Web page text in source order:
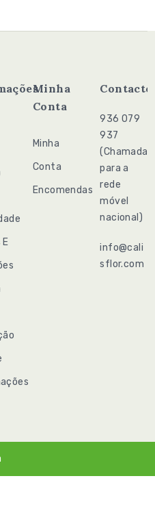
Minha
Conta
Minha
Conta
Encomendas
936 079
937
(Chamada
para a
rede
móvel
nacional)
info@cali
sflor.com